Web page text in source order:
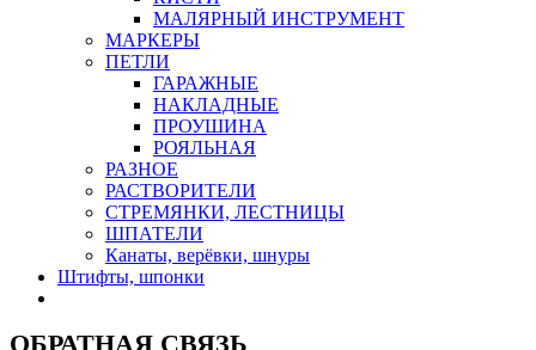
МАЛЯРНЫЙ ИНСТРУМЕНТ
МАРКЕРЫ
ПЕТЛИ
ГАРАЖНЫЕ
НАКЛАДНЫЕ
ПРОУШИНА
РОЯЛЬНАЯ
РАЗНОЕ
РАСТВОРИТЕЛИ
СТРЕМЯНКИ, ЛЕСТНИЦЫ
ШПАТЕЛИ
Канаты, верёвки, шнуры
Штифты, шпонки
ОБРАТНАЯ СВЯЗЬ